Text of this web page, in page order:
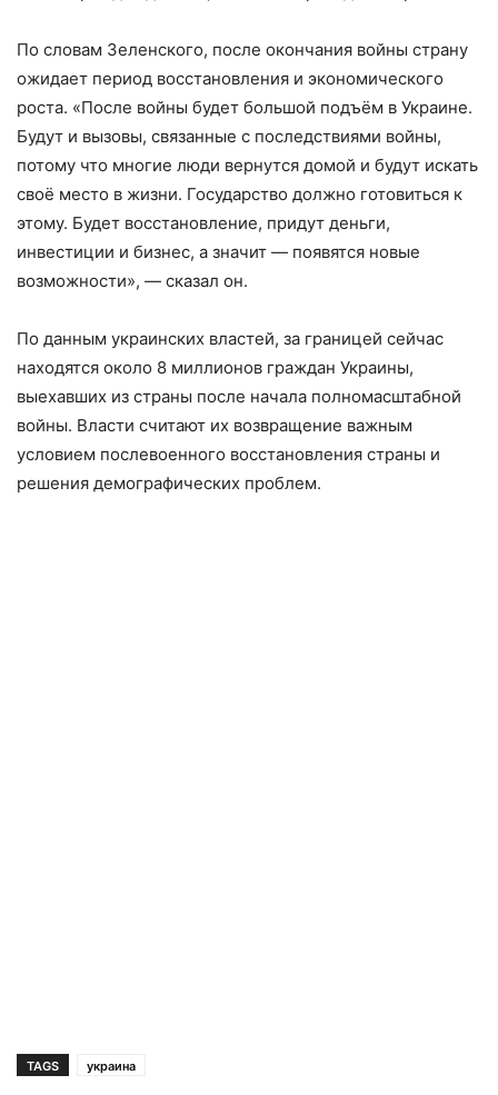
По словам Зеленского, после окончания войны страну
ожидает период восстановления и экономического
роста. «После войны будет большой подъём в Украине.
Будут и вызовы, связанные с последствиями войны,
потому что многие люди вернутся домой и будут искать
своё место в жизни. Государство должно готовиться к
этому. Будет восстановление, придут деньги,
инвестиции и бизнес, а значит — появятся новые
возможности», — сказал он.
По данным украинских властей, за границей сейчас
находятся около 8 миллионов граждан Украины,
выехавших из страны после начала полномасштабной
войны. Власти считают их возвращение важным
условием послевоенного восстановления страны и
решения демографических проблем.
TAGS украина